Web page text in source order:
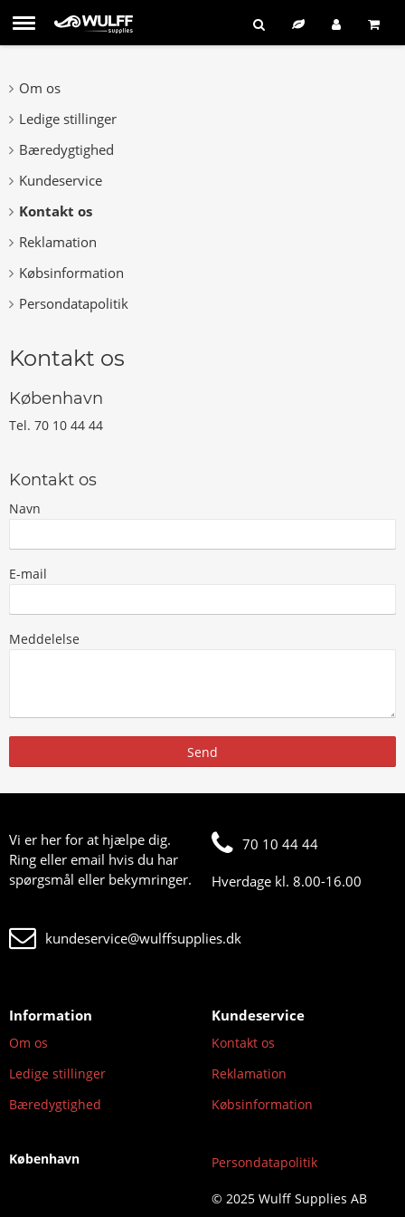
Om os
Ledige stillinger
Bæredygtighed
Kundeservice
Kontakt os
Reklamation
Købsinformation
Persondatapolitik
Kontakt os
København
Tel. 70 10 44 44
Kontakt os
Navn
E-mail
Meddelelse
Send
Vi er her for at hjælpe dig.
Ring eller email hvis du har
spørgsmål eller bekymringer.
70 10 44 44
Hverdage kl. 8.00-16.00
kundeservice@wulffsupplies.dk
Information
Om os
Ledige stillinger
Bæredygtighed
Kundeservice
Kontakt os
Reklamation
Købsinformation
København Persondatapolitik
© 2025 Wulff Supplies AB